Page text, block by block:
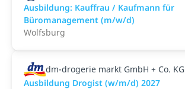
Ausbildung: Kauffrau / Kaufmann für
Büromanagement (m/w/d)
Wolfsburg
dm-drogerie markt GmbH + Co. KG
Ausbildung Drogist (w/m/d) 2027